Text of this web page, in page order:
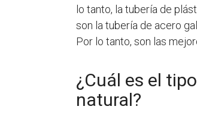
lo tanto, la tubería de
son la tubería de acero
Por lo tanto, son las
¿Cuál es el
natural?